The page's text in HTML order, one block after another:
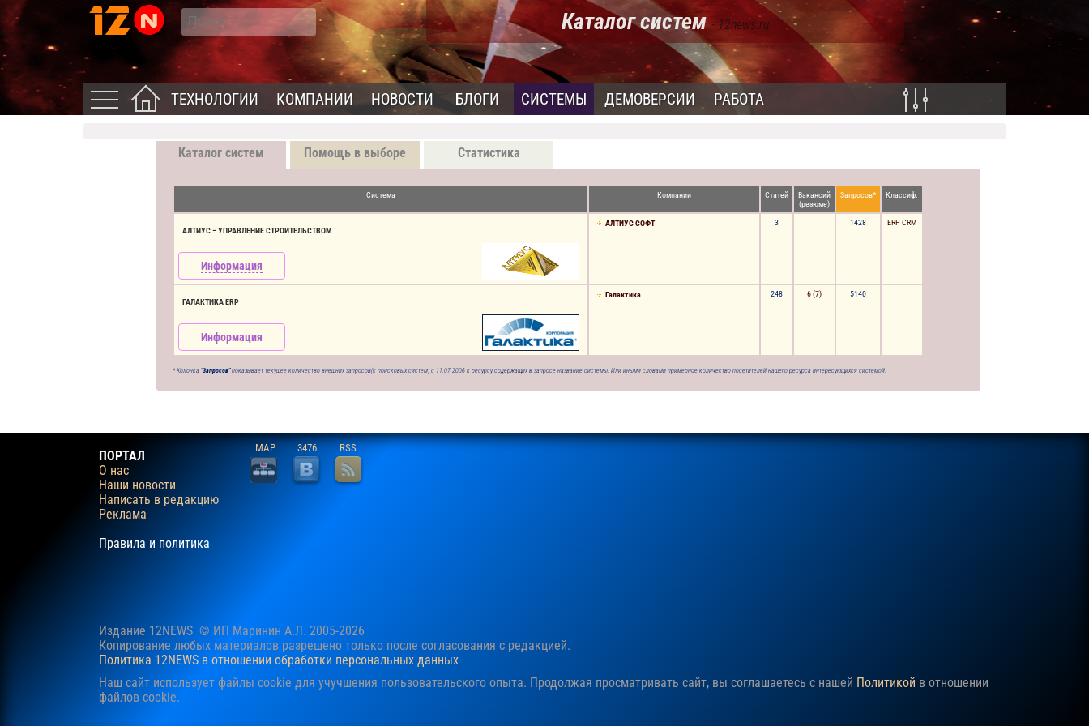
Каталог систем- 12news.ru
ТЕХНОЛОГИИ КОМПАНИИ НОВОСТИ БЛОГИ СИСТЕМЫ ДЕМОВЕРСИИ РАБОТА
Каталог систем Помощь в выборе Статистика
Система Компании Статей
Вакансий
(резюме)
Запросов* Классиф.
АЛТИУС – УПРАВЛЕНИЕ СТРОИТЕЛЬСТВОМ
Информация
АЛТИУС СОФТ 3 1428 ERP CRM
ГАЛАКТИКА ERP
Информация
Галактика 248 6(7) 5140
* Колонка "Запросов"показывает текущее количество внешних запросов(с поисковых систем) с 11.07.2006 к ресурсу содержащих в запросе название системы. Или иными словами примерное количество посетителей нашего ресурса интересующихся системой.
ПОРТАЛ
О нас
Наши новости
Написать в редакцию
Реклама
Правила и политика
MAP 3476 RSS
Издание 12NEWS © ИП Маринин А.Л. 2005-2026
Копирование любых материалов разрешено только после согласования c редакцией.
Политика 12NEWS в отношении обработки персональных данных
Наш сайт использует файлы cookie для учучшения пользовательского опыта. Продолжая просматривать сайт, вы соглашаетесь с нашей Политикой в отношении
файлов cookie.